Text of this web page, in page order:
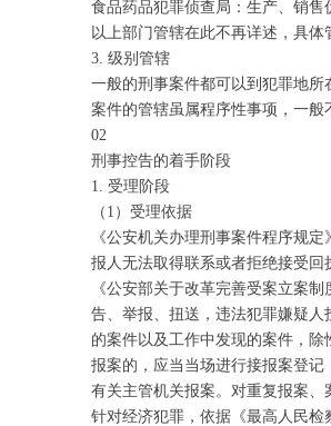
食品药品犯罪侦查局：生产、销售
以上部门管辖在此不再详述，具体
3. 级别管辖
一般的刑事案件都可以到犯罪地所
案件的管辖虽属程序性事项，一般
02
刑事控告的着手阶段
1. 受理阶段
（1）受理依据
《公安机关办理刑事案件程序规
报人无法取得联系或者拒绝接受回
《公安部关于改革完善受案立案
告、举报、扭送，违法犯罪嫌疑
的案件以及工作中发现的案件，
报案的，应当当场进行接报案登
有关主管机关报案。对重复报案、
针对经济犯罪，依据《最高人民